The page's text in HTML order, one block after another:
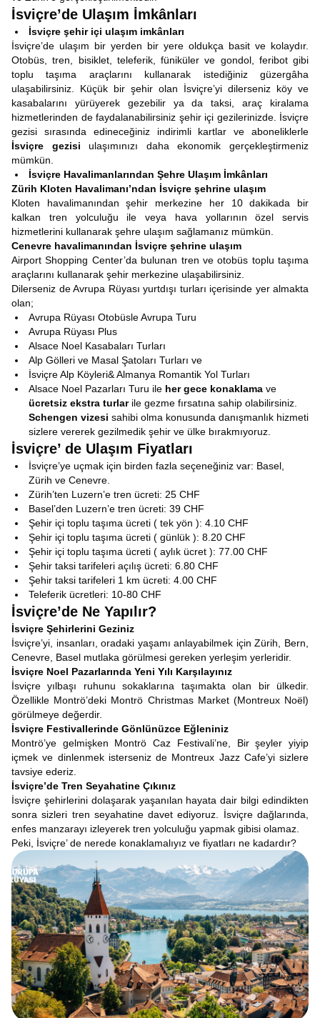
İsviçre’de Ulaşım İmkânları
İsviçre şehir içi ulaşım imkânları
İsviçre’de ulaşım bir yerden bir yere oldukça basit ve kolaydır.
Otobüs, tren, bisiklet, teleferik, füniküler ve gondol, feribot gibi
toplu taşıma araçlarını kullanarak istediğiniz güzergâha
ulaşabilirsiniz. Küçük bir şehir olan İsviçre’yi dilerseniz köy ve
kasabalarını yürüyerek gezebilir ya da taksi, araç kiralama
hizmetlerinden de faydalanabilirsiniz şehir içi gezilerinizde. İsviçre
gezisi sırasında edineceğiniz indirimli kartlar ve aboneliklerle
İsviçre gezisi ulaşımınızı daha ekonomik gerçekleştirmeniz
mümkün.
İsviçre Havalimanlarından Şehre Ulaşım İmkânları
Zürih Kloten Havalimanı’ndan İsviçre şehrine ulaşım
Kloten havalimanından şehir merkezine her 10 dakikada bir
kalkan tren yolculuğu ile veya hava yollarının özel servis
hizmetlerini kullanarak şehre ulaşım sağlamanız mümkün.
Cenevre havalimanından İsviçre şehrine ulaşım
Airport Shopping Center’da bulunan tren ve otobüs toplu taşıma
araçlarını kullanarak şehir merkezine ulaşabilirsiniz.
Dilerseniz de Avrupa Rüyası yurtdışı turları içerisinde yer almakta
olan;
Avrupa Rüyası Otobüsle Avrupa Turu
Avrupa Rüyası Plus
Alsace Noel Kasabaları Turları
Alp Gölleri ve Masal Şatoları Turları ve
İsviçre Alp Köyleri& Almanya Romantik Yol Turları
Alsace Noel Pazarları Turu ile her gece konaklama ve
ücretsiz ekstra turlarile gezme fırsatına sahip olabilirsiniz.
Schengen vizesi sahibi olma konusunda danışmanlık hizmeti
sizlere vererek gezilmedik şehir ve ülke bırakmıyoruz.
İsviçre’ de Ulaşım Fiyatları
İsviçre’ye uçmak için birden fazla seçeneğiniz var: Basel,
Zürih ve Cenevre.
Zürih’ten Luzern’e tren ücreti: 25 CHF
Basel’den Luzern’e tren ücreti: 39 CHF
Şehir içi toplu taşıma ücreti ( tek yön ): 4.10 CHF
Şehir içi toplu taşıma ücreti ( günlük ): 8.20 CHF
Şehir içi toplu taşıma ücreti ( aylık ücret ): 77.00 CHF
Şehir taksi tarifeleri açılış ücreti: 6.80 CHF
Şehir taksi tarifeleri 1 km ücreti: 4.00 CHF
Teleferik ücretleri: 10-80 CHF
İsviçre’de Ne Yapılır?
İsviçre Şehirlerini Geziniz
İsviçre’yi, insanları, oradaki yaşamı anlayabilmek için Zürih, Bern,
Cenevre, Basel mutlaka görülmesi gereken yerleşim yerleridir.
İsviçre Noel Pazarlarında Yeni Yılı Karşılayınız
İsviçre yılbaşı ruhunu sokaklarına taşımakta olan bir ülkedir.
Özellikle Montrö’deki Montrö Christmas Market (Montreux Noël)
görülmeye değerdir.
İsviçre Festivallerinde Gönlünüzce Eğleniniz
Montrö’ye gelmişken Montrö Caz Festivali’ne, Bir şeyler yiyip
içmek ve dinlenmek isterseniz de Montreux Jazz Cafe’yi sizlere
tavsiye ederiz.
İsviçre’de Tren Seyahatine Çıkınız
İsviçre şehirlerini dolaşarak yaşanılan hayata dair bilgi edindikten
sonra sizleri tren seyahatine davet ediyoruz. İsviçre dağlarında,
enfes manzarayı izleyerek tren yolculuğu yapmak gibisi olamaz.
Peki, İsviçre’ de nerede konaklamalıyız ve fiyatları ne kadardır?